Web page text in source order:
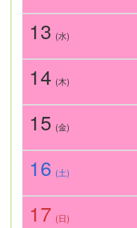
13 (水)
14 (木)
15 (金)
16 (土)
17 (日)